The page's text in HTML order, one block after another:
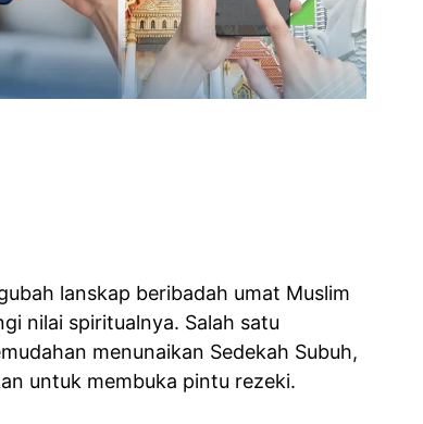
lanskap beribadah umat Muslim
nilai spiritualnya. Salah satu
menunaikan Sedekah Subuh,
untuk membuka pintu rezeki.